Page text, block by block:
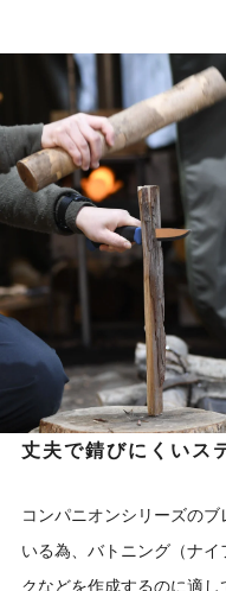
丈夫で錆びにくいス
コンパニオンシリーズの
いる為、バトニング（ナ
クなどを作成するのに適し